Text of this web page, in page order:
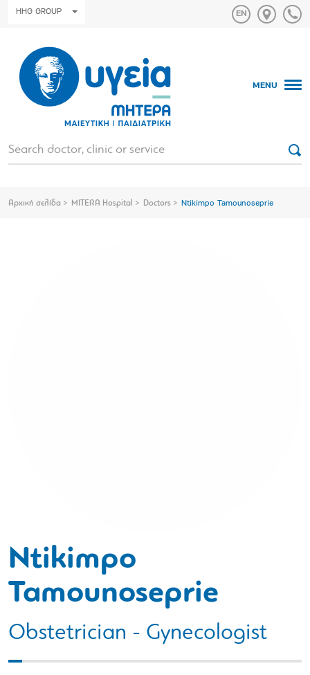
HHG GROUP
MENU
Αρχική σελίδα MITERA Hospital Doctors Ntikimpo Tamounoseprie
Ntikimpo
Tamounoseprie
Obstetrician - Gynecologist